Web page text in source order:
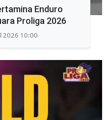
Enduro
Proliga 2026
2026 10:00